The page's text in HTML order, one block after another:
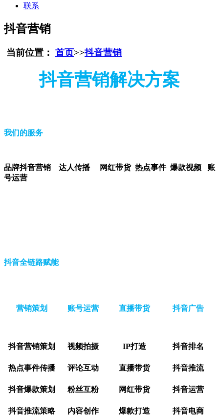
联系
抖音营销
当前位置： 首页>>抖音营销
抖音营销解决方案
我们的服务
品牌抖音营销 达人传播 网红带货 热点事件 爆款视频 账
号运营
抖音全链路赋能
营销策划
抖音营销策划
热点事件传播
抖音爆款策划
抖音推流策略
账号运营
视频拍摄
评论互动
粉丝互粉
内容创作
直播带货
IP打造
直播带货
网红带货
爆款打造
抖音广告
抖音排名
抖音推流
抖音运营
抖音电商